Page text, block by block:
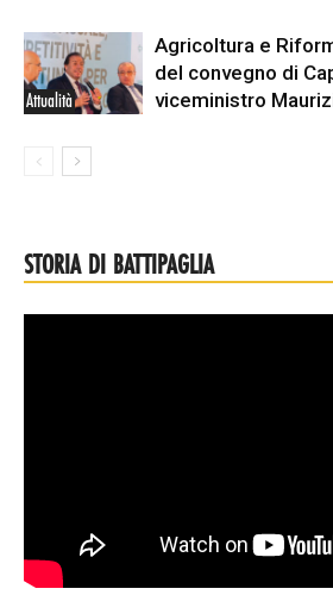
Attualità
Agricoltura e
del convegno di
viceministro
STORIA DI BATTIPAGLIA